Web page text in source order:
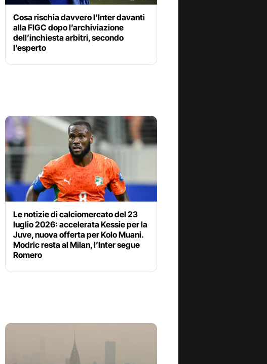
Cosa rischia davvero l’Inter davanti
alla FIGC dopo l’archiviazione
dell’inchiesta arbitri, secondo
l’esperto
Le notizie di calciomercato del 23
luglio 2026: accelerata Kessie per la
Juve, nuova offerta per Kolo Muani.
Modric resta al Milan, l’Inter segue
Romero